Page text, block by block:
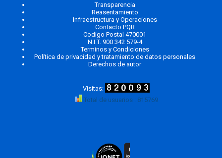
Transparencia
Reasentamiento
Infraestructura y Operaciones
Contacto PQR
Codigo Postal 470001
N.I.T. 900 342 579-4
Terminos y Condiciones
Política de privacidad y tratamiento de datos personales
Derechos de autor
Total de usuarios : 815769